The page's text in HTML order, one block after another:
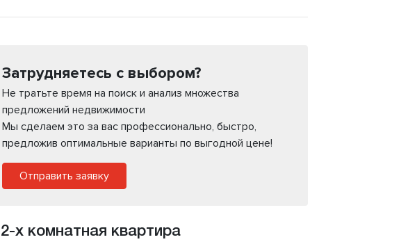
Затрудняетесь с выбором?
Не тратьте время на поиск и анализ множества
предложений недвижимости
Мы сделаем это за вас профессионально, быстро,
предложив оптимальные варианты по выгодной цене!
Отправить заявку
2-х комнатная квартира